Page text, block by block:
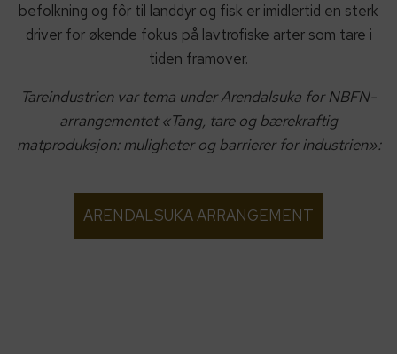
befolkning og fôr til landdyr og fisk er imidlertid en sterk
driver for økende fokus på lavtrofiske arter som tare i
tiden framover.
Tareindustrien var tema under Arendalsuka for NBFN-
arrangementet «Tang, tare og bærekraftig
matproduksjon: muligheter og barrierer for industrien»:
ARENDALSUKA ARRANGEMENT